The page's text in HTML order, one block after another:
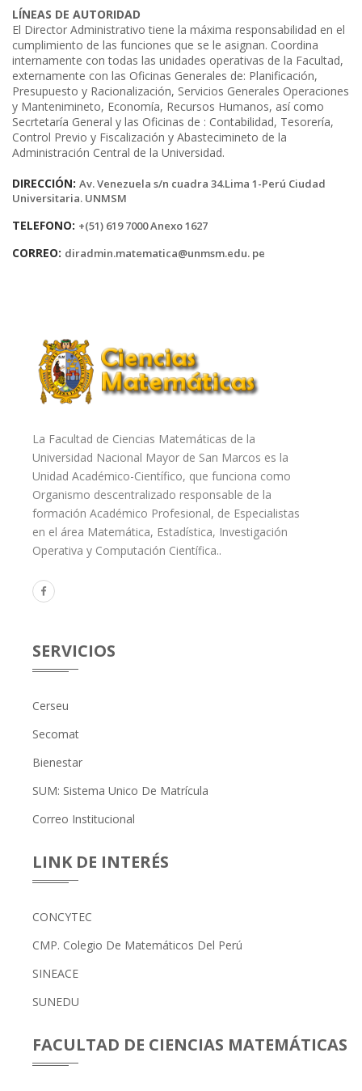
LÍNEAS DE AUTORIDAD
El Director Administrativo tiene la máxima responsabilidad en el
cumplimiento de las funciones que se le asignan. Coordina
internamente con todas las unidades operativas de la Facultad,
externamente con las Oficinas Generales de: Planificación,
Presupuesto y Racionalización, Servicios Generales Operaciones
y Mantenimineto, Economía, Recursos Humanos, así como
Secrtetaría General y las Oficinas de : Contabilidad, Tesorería,
Control Previo y Fiscalización y Abastecimineto de la
Administración Central de la Universidad.
DIRECCIÓN: Av. Venezuela s/n cuadra 34.Lima 1-Perú Ciudad
Universitaria. UNMSM
TELEFONO: +(51) 619 7000 Anexo 1627
CORREO: diradmin.matematica@unmsm.edu. pe
La Facultad de Ciencias Matemáticas de la
Universidad Nacional Mayor de San Marcos es la
Unidad Académico-Científico, que funciona como
Organismo descentralizado responsable de la
formación Académico Profesional, de Especialistas
en el área Matemática, Estadística, Investigación
Operativa y Computación Científica..
SERVICIOS
Cerseu
Secomat
Bienestar
SUM: Sistema Unico De Matrícula
Correo Institucional
LINK DE INTERÉS
CONCYTEC
CMP. Colegio De Matemáticos Del Perú
SINEACE
SUNEDU
FACULTAD DE CIENCIAS MATEMÁTICAS